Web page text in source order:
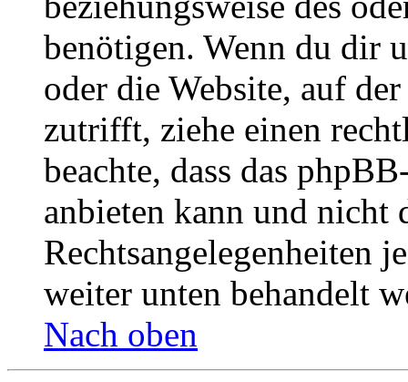
benötigen. Wenn du dir
oder die Website, auf
zutrifft, ziehe einen
beachte, dass das
anbieten kann und nicht
Rechtsangelegenheiten
weiter unten behandelt
Nach oben